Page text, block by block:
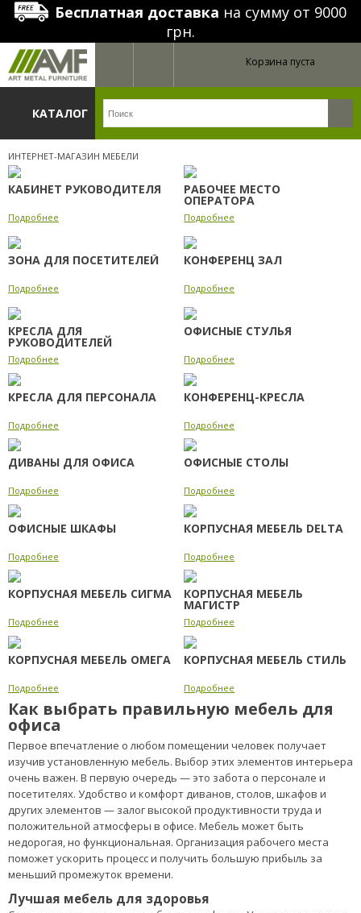
Бесплатная доставка на сумму от 9000
грн.
Корзина пуста
КАТАЛОГ
ИНТЕРНЕТ-МАГАЗИН МЕБЕЛИ
КАБИНЕТ РУКОВОДИТЕЛЯ
Подробнее
РАБОЧЕЕ МЕСТО
ОПЕРАТОРА
Подробнее
ЗОНА ДЛЯ ПОСЕТИТЕЛЕЙ
Подробнее
КОНФЕРЕНЦ ЗАЛ
Подробнее
КРЕСЛА ДЛЯ
РУКОВОДИТЕЛЕЙ
Подробнее
ОФИСНЫЕ СТУЛЬЯ
Подробнее
КРЕСЛА ДЛЯ ПЕРСОНАЛА
Подробнее
КОНФЕРЕНЦ-КРЕСЛА
Подробнее
ДИВАНЫ ДЛЯ ОФИСА
Подробнее
ОФИСНЫЕ СТОЛЫ
Подробнее
ОФИСНЫЕ ШКАФЫ
Подробнее
КОРПУСНАЯ МЕБЕЛЬ DELTA
Подробнее
КОРПУСНАЯ МЕБЕЛЬ СИГМА
Подробнее
КОРПУСНАЯ МЕБЕЛЬ
МАГИСТР
Подробнее
КОРПУСНАЯ МЕБЕЛЬ ОМЕГА
Подробнее
КОРПУСНАЯ МЕБЕЛЬ СТИЛЬ
Подробнее
Как выбрать правильную мебель для
офиса
Первое впечатление о любом помещении человек получает
изучив установленную мебель. Выбор этих элементов интерьера
очень важен. В первую очередь — это забота о персонале и
посетителях. Удобство и комфорт диванов, столов, шкафов и
других элементов — залог высокой продуктивности труда и
положительной атмосферы в офисе. Мебель может быть
недорогая, но функциональная. Организация рабочего места
поможет ускорить процесс и получить большую прибыль за
меньший промежуток времени.
Лучшая мебель для здоровья